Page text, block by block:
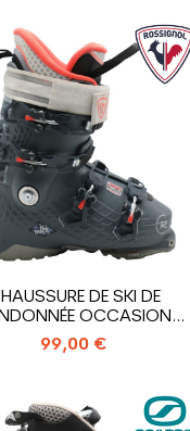
DE SKI DE
OCCASION
ROSSIGNOL...
99,00 €